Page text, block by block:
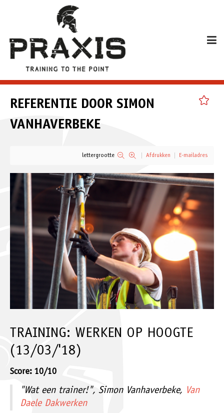
REFERENTIE DOOR SIMON
VANHAVERBEKE
lettergrootte Afdrukken E-mailadres
TRAINING: WERKEN OP HOOGTE
(13/03/'18)
Score: 10/10
"Wat een trainer!", Simon Vanhaverbeke, Van
Daele Dakwerken